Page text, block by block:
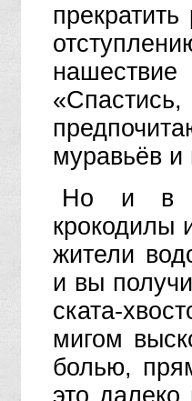
муравьёв и
Но и в
крокодилы
жители
и вы
ската-
мигом
болью,
это далеко